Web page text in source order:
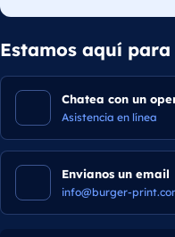
Estamos aquí
Chatea con un
Asistencia en línea
Envianos un email
info@burger-